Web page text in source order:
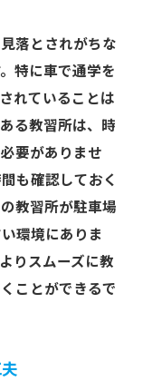
する
つけるため
教習所の選び
学方法の検討
サーチ方法
ンの有無
選定基準
落とされがちな
特に車で通学を
れていることは
る教習所は、時
要がありませ
も確認しておく
教習所が駐車場
環境にありま
りスムーズに教
ことができるで